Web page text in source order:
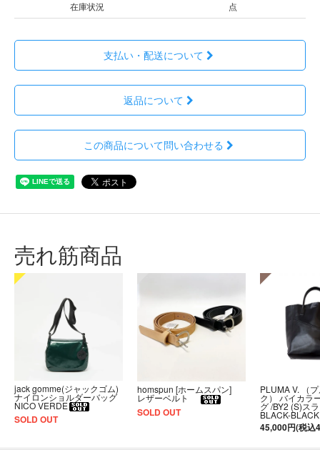
在庫状況
点
支払い・配送について
返品について
この商品について問い合わせる
売れ筋商品
jack gomme(ジャックゴム)
ナイロンショルダーバッグ
NICO VERDE
SOLD OUT
homspun [ホームスパン]
レザーベルト
SOLD OUT
PLUMA V. （
ク） バイカラ
グ /BY2 (S)ス
BLACK-BLACK
45,000円(税込